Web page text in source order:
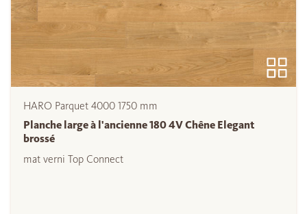
HARO Parquet 4000 1750 mm
Planche large à l'ancienne 180 4V Chêne Elegant
brossé
mat verni Top Connect